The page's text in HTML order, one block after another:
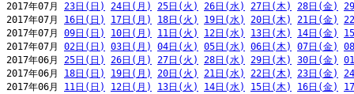
2017年07月 23日(日) 24日(月) 25日(火) 26日(水) 27日(木) 28日(金)
2017年07月 16日(日) 17日(月) 18日(火) 19日(水) 20日(木) 21日(金)
2017年07月 09日(日) 10日(月) 11日(火) 12日(水) 13日(木) 14日(金)
2017年07月 02日(日) 03日(月) 04日(火) 05日(水) 06日(木) 07日(金)
2017年06月 25日(日) 26日(月) 27日(火) 28日(水) 29日(木) 30日(金)
2017年06月 18日(日) 19日(月) 20日(火) 21日(水) 22日(木) 23日(金)
2017年06月 11日(日) 12日(月) 13日(火) 14日(水) 15日(木) 16日(金)